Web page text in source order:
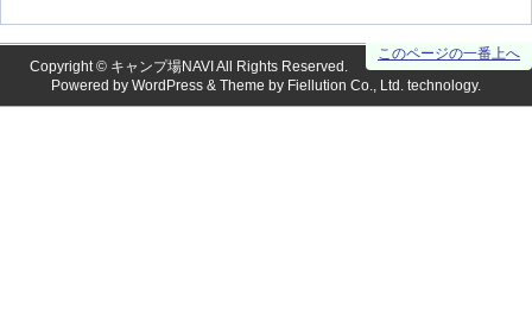
このページの一番上へ
Copyright © キャンプ場NAVI All Rights Reserved.
Powered by WordPress & Theme by Fiellution Co., Ltd. technology.